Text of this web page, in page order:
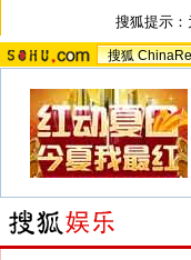
搜狐提示
搜狐